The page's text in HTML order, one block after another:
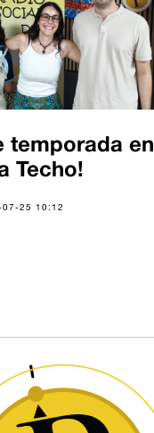
temporada en
Techo!
07-25 10:12